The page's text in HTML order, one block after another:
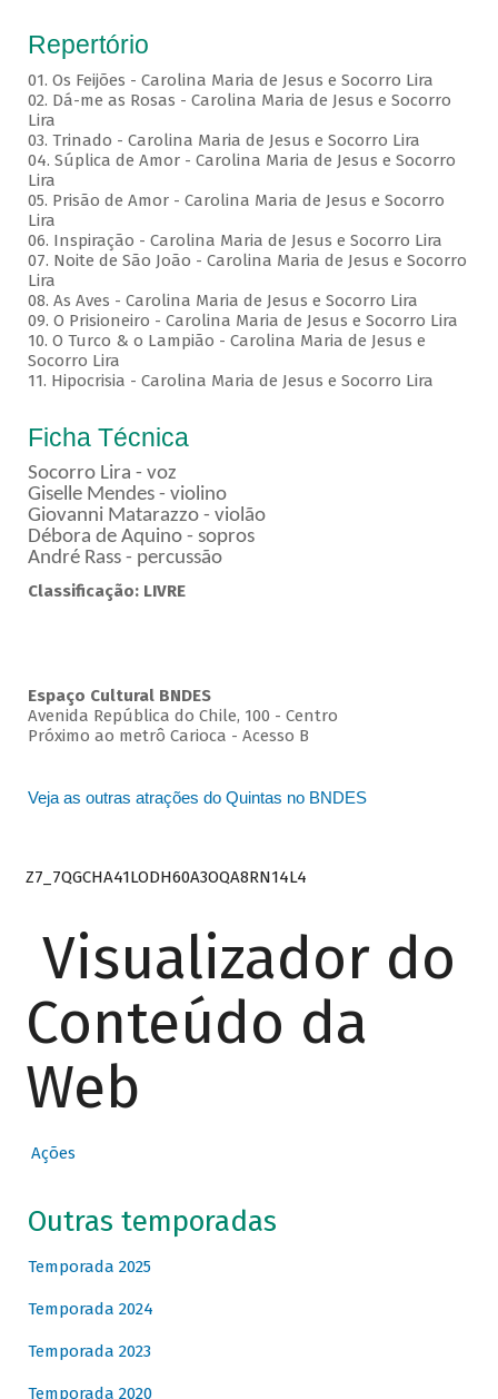
Repertório
01. Os Feijões - Carolina Maria de Jesus e Socorro Lira
02. Dá-me as Rosas - Carolina Maria de Jesus e Socorro
Lira
03. Trinado - Carolina Maria de Jesus e Socorro Lira
04. Súplica de Amor - Carolina Maria de Jesus e Socorro
Lira
05. Prisão de Amor - Carolina Maria de Jesus e Socorro
Lira
06. Inspiração - Carolina Maria de Jesus e Socorro Lira
07. Noite de São João - Carolina Maria de Jesus e Socorro
Lira
08. As Aves - Carolina Maria de Jesus e Socorro Lira
09. O Prisioneiro - Carolina Maria de Jesus e Socorro Lira
10. O Turco & o Lampião - Carolina Maria de Jesus e
Socorro Lira
11. Hipocrisia - Carolina Maria de Jesus e Socorro Lira
Ficha Técnica
Socorro Lira - voz
Giselle Mendes - violino
Giovanni Matarazzo - violão
Débora de Aquino - sopros
André Rass - percussão
Classificação: LIVRE
Espaço Cultural BNDES
Avenida República do Chile, 100 - Centro
Próximo ao metrô Carioca - Acesso B
Veja as outras atrações do Quintas no BNDES
Z7_7QGCHA41LODH60A3OQA8RN14L4
Visualizador do
Conteúdo da
Web
Ações
Outras temporadas
Temporada 2025
Temporada 2024
Temporada 2023
Temporada 2020